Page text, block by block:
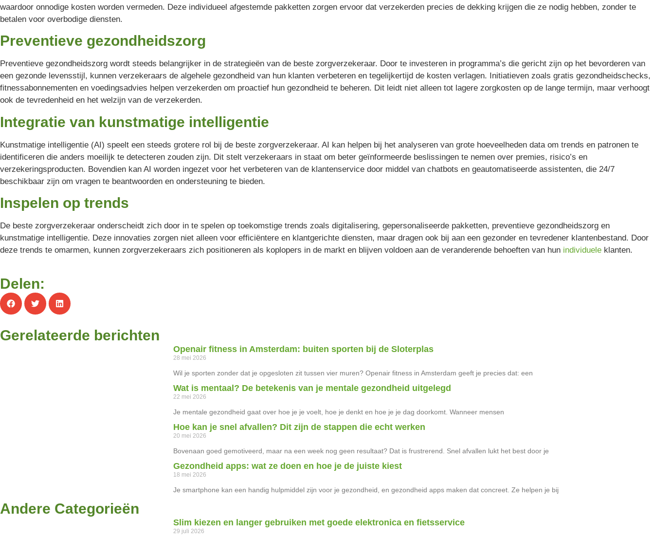
waardoor onnodige kosten worden vermeden. Deze individueel afgestemde pakketten zorgen ervoor dat verzekerden precies de dekking krijgen die ze nodig hebben, zonder te
betalen voor overbodige diensten.
Preventieve gezondheidszorg
Preventieve gezondheidszorg wordt steeds belangrijker in de strategieën van de beste zorgverzekeraar. Door te investeren in programma’s die gericht zijn op het bevorderen van
een gezonde levensstijl, kunnen verzekeraars de algehele gezondheid van hun klanten verbeteren en tegelijkertijd de kosten verlagen. Initiatieven zoals gratis gezondheidschecks,
fitnessabonnementen en voedingsadvies helpen verzekerden om proactief hun gezondheid te beheren. Dit leidt niet alleen tot lagere zorgkosten op de lange termijn, maar verhoogt
ook de tevredenheid en het welzijn van de verzekerden.
Integratie van kunstmatige intelligentie
Kunstmatige intelligentie (AI) speelt een steeds grotere rol bij de beste zorgverzekeraar. AI kan helpen bij het analyseren van grote hoeveelheden data om trends en patronen te
identificeren die anders moeilijk te detecteren zouden zijn. Dit stelt verzekeraars in staat om beter geïnformeerde beslissingen te nemen over premies, risico’s en
verzekeringsproducten. Bovendien kan AI worden ingezet voor het verbeteren van de klantenservice door middel van chatbots en geautomatiseerde assistenten, die 24/7
beschikbaar zijn om vragen te beantwoorden en ondersteuning te bieden.
Inspelen op trends
De beste zorgverzekeraar onderscheidt zich door in te spelen op toekomstige trends zoals digitalisering, gepersonaliseerde pakketten, preventieve gezondheidszorg en
kunstmatige intelligentie. Deze innovaties zorgen niet alleen voor efficiëntere en klantgerichte diensten, maar dragen ook bij aan een gezonder en tevredener klantenbestand. Door
deze trends te omarmen, kunnen zorgverzekeraars zich positioneren als koplopers in de markt en blijven voldoen aan de veranderende behoeften van hun individuele klanten.
Delen:
Gerelateerde berichten
Openair fitness in Amsterdam: buiten sporten bij de Sloterplas
28 mei 2026
Wil je sporten zonder dat je opgesloten zit tussen vier muren? Openair fitness in Amsterdam geeft je precies dat: een
Wat is mentaal? De betekenis van je mentale gezondheid uitgelegd
22 mei 2026
Je mentale gezondheid gaat over hoe je je voelt, hoe je denkt en hoe je je dag doorkomt. Wanneer mensen
Hoe kan je snel afvallen? Dit zijn de stappen die echt werken
20 mei 2026
Bovenaan goed gemotiveerd, maar na een week nog geen resultaat? Dat is frustrerend. Snel afvallen lukt het best door je
Gezondheid apps: wat ze doen en hoe je de juiste kiest
18 mei 2026
Je smartphone kan een handig hulpmiddel zijn voor je gezondheid, en gezondheid apps maken dat concreet. Ze helpen je bij
Andere Categorieën
Slim kiezen en langer gebruiken met goede elektronica en fietsservice
29 juli 2026